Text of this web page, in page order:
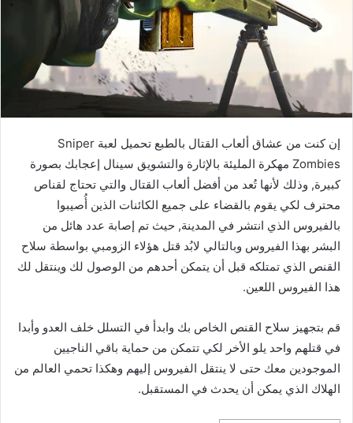
إن كنت من عشاق ألعاب القتال بالطبع تحميل لعبة Sniper
Zombies مهكرة المليئة بالإثارة والتشويق سينال إعجابك بصورة
كبيرة, وذلك لأنها تُعد من أفضل ألعاب القتال والتي تحتاج لقناص
محترف لكي يقوم بالقضاء على جميع الكائنات الذين أُصيبوا
بالفيروس الذي انتشر في المدينة, حيث تم إصابة عدد هائل من
البشر بهذا الفيروس وبالتالي لابُد قتل هؤلاء الزومبي بواسطة سلاح
القنص الذي تمتلكه قبل أن يتمكن أحدهم من الوصول لك وينتقل لك
هذا الفيروس اللعين.
قم بتجهيز سلاح القنص الخاص بك وابدأ في التسلل خلف العدو وأبدا
في قتلهم واحد يلو الأخر لكي تتمكن من حماية باقي الناجيين
الموجودين معك حتى لا ينتقل الفيروس إليهم وهكذا تحمي العالم من
الهلاك الذي يمكن أن يحدث في المستقبل.